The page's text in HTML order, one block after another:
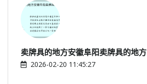
卖牌具的地方安徽阜阳卖牌具的地方
2026-02-20 11:45:27